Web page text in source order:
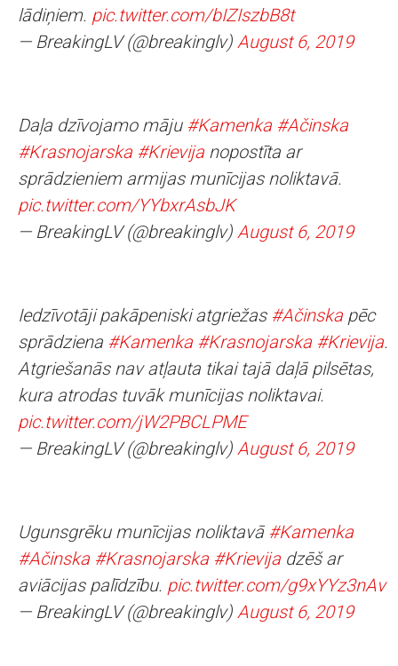
lādiņiem. pic.twitter.com/bIZIszbB8t
— BreakingLV (@breakinglv) August 6, 2019
Daļa dzīvojamo māju #Kamenka #Ačinska
#Krasnojarska #Krievija nopostīta ar
sprādzieniem armijas munīcijas noliktavā.
pic.twitter.com/YYbxrAsbJK
— BreakingLV (@breakinglv) August 6, 2019
Iedzīvotāji pakāpeniski atgriežas #Ačinska pēc
sprādziena #Kamenka #Krasnojarska #Krievija.
Atgriešanās nav atļauta tikai tajā daļā pilsētas,
kura atrodas tuvāk munīcijas noliktavai.
pic.twitter.com/jW2PBCLPME
— BreakingLV (@breakinglv) August 6, 2019
Ugunsgrēku munīcijas noliktavā #Kamenka
#Ačinska #Krasnojarska #Krievija dzēš ar
aviācijas palīdzību. pic.twitter.com/g9xYYz3nAv
— BreakingLV (@breakinglv) August 6, 2019